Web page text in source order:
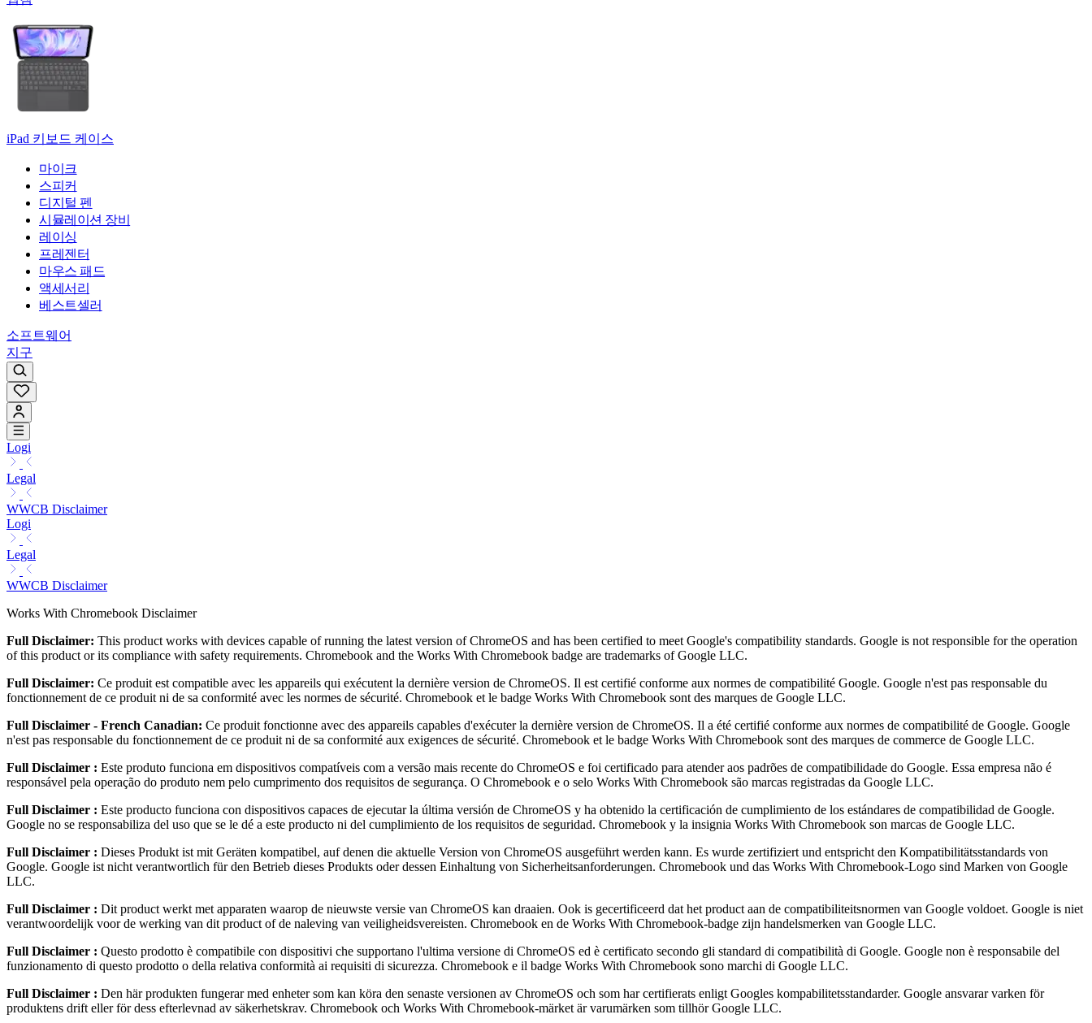
iPad 키보드 케이스
마이크
스피커
디지털 펜
시뮬레이션 장비
레이싱
프레젠터
마우스 패드
액세서리
베스트셀러
소프트웨어
지구
Logi
Legal
WWCB Disclaimer
Logi
Legal
WWCB Disclaimer
Works With Chromebook Disclaimer
Full Disclaimer: This product works with devices capable of running the latest version of ChromeOS and has been certified to meet Google's compatibility standards. Google is not responsible for the operation
of this product or its compliance with safety requirements. Chromebook and the Works With Chromebook badge are trademarks of Google LLC.
Full Disclaimer: Ce produit est compatible avec les appareils qui exécutent la dernière version de ChromeOS. Il est certifié conforme aux normes de compatibilité Google. Google n'est pas responsable du
fonctionnement de ce produit ni de sa conformité avec les normes de sécurité. Chromebook et le badge Works With Chromebook sont des marques de Google LLC.
Full Disclaimer - French Canadian: Ce produit fonctionne avec des appareils capables d'exécuter la dernière version de ChromeOS. Il a été certifié conforme aux normes de compatibilité de Google. Google
n'est pas responsable du fonctionnement de ce produit ni de sa conformité aux exigences de sécurité. Chromebook et le badge Works With Chromebook sont des marques de commerce de Google LLC.
Full Disclaimer : Este produto funciona em dispositivos compatíveis com a versão mais recente do ChromeOS e foi certificado para atender aos padrões de compatibilidade do Google. Essa empresa não é
responsável pela operação do produto nem pelo cumprimento dos requisitos de segurança. O Chromebook e o selo Works With Chromebook são marcas registradas da Google LLC.
Full Disclaimer : Este producto funciona con dispositivos capaces de ejecutar la última versión de ChromeOS y ha obtenido la certificación de cumplimiento de los estándares de compatibilidad de Google.
Google no se responsabiliza del uso que se le dé a este producto ni del cumplimiento de los requisitos de seguridad. Chromebook y la insignia Works With Chromebook son marcas de Google LLC.
Full Disclaimer : Dieses Produkt ist mit Geräten kompatibel, auf denen die aktuelle Version von ChromeOS ausgeführt werden kann. Es wurde zertifiziert und entspricht den Kompatibilitätsstandards von
Google. Google ist nicht verantwortlich für den Betrieb dieses Produkts oder dessen Einhaltung von Sicherheitsanforderungen. Chromebook und das Works With Chromebook-Logo sind Marken von Google
LLC.
Full Disclaimer : Dit product werkt met apparaten waarop de nieuwste versie van ChromeOS kan draaien. Ook is gecertificeerd dat het product aan de compatibiliteitsnormen van Google voldoet. Google is niet
verantwoordelijk voor de werking van dit product of de naleving van veiligheidsvereisten. Chromebook en de Works With Chromebook-badge zijn handelsmerken van Google LLC.
Full Disclaimer : Questo prodotto è compatibile con dispositivi che supportano l'ultima versione di ChromeOS ed è certificato secondo gli standard di compatibilità di Google. Google non è responsabile del
funzionamento di questo prodotto o della relativa conformità ai requisiti di sicurezza. Chromebook e il badge Works With Chromebook sono marchi di Google LLC.
Full Disclaimer : Den här produkten fungerar med enheter som kan köra den senaste versionen av ChromeOS och som har certifierats enligt Googles kompabilitetsstandarder. Google ansvarar varken för
produktens drift eller för dess efterlevnad av säkerhetskrav. Chromebook och Works With Chromebook-märket är varumärken som tillhör Google LLC.